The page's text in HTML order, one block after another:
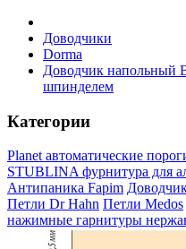
Доводчики
Dorma
Доводчик напольный
шпинделем
Категории
Planet автоматические
STUBLINA фурнитура для
Антипаника Fapim
Петли Dr Hahn Петли Medos
нажимные гарнитуры